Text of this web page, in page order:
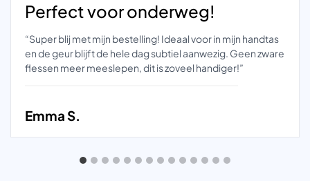
Perfect voor onderweg!
“Super blij met mijn bestelling! Ideaal voor in mijn handtas
en de geur blijft de hele dag subtiel aanwezig. Geen zware
flessen meer meeslepen, dit is zoveel handiger!”
Emma S.